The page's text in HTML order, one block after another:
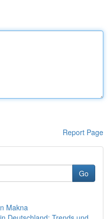
Report Page
Go
Makna